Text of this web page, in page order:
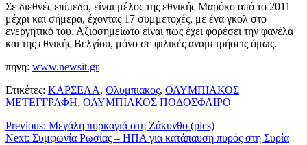
Σε διεθνές επίπεδο, είναι μέλος της εθνικής Μαρόκο από το 2011
μέχρι και σήμερα, έχοντας 17 συμμετοχές, με ένα γκολ στο
ενεργητικό του. Αξιοσημείωτο είναι πως έχει φορέσει την φανέλα
και της εθνικής Βελγίου, μόνο σε φιλικές αναμετρήσεις όμως.
πηγη: www.newsit.gr
Ετικέτες: ΚΑΡΣΕΛΑ, Ολυμπιακος, ΟΛΥΜΠΙΑΚΟΣ
ΜΕΤΕΓΓΡΑΦΗ, ΟΛΥΜΠΙΑΚΟΣ ΠΟΔΟΣΦΑΙΡΟ
Previous: Μεγάλη πυρκαγιά στη Ζάκυνθο (pics)
Next: Συμφωνία Ρωσίας – ΗΠΑ για κατάπαυση πυρός στη Συρία